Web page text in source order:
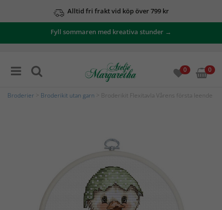
Alltid fri frakt vid köp över 799 kr
Fyll sommaren med kreativa stunder →
0 0
Broderier Broderikit utan garn > Broderikit Flexitavla Vårens första leende